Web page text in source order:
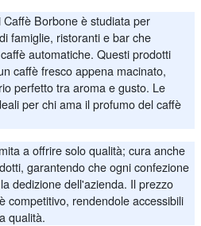
Borbone è studiata per
famiglie, ristoranti e bar che
automatiche. Questi prodotti
caffè fresco appena macinato,
perfetto tra aroma e gusto. Le
per chi ama il profumo del caffè
a offrire solo qualità; cura anche
garantendo che ogni confezione
dedizione dell'azienda. Il prezzo
competitivo, rendendole accessibili
qualità.